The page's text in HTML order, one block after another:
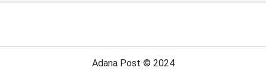
Adana Post © 2024